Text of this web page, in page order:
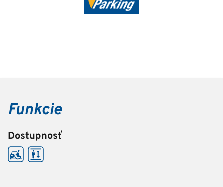
Funkcie
Dostupnosť